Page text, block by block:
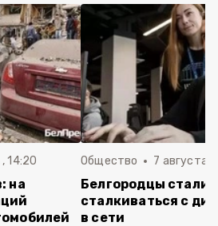
14:20
на
Общество 7 августа ,
Белгородцы стали
сталкиваться с
в сети